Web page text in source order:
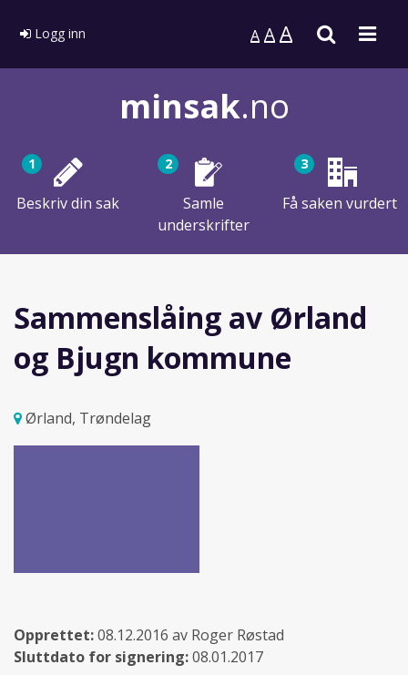
Logg inn A AA Søk
minsak.no
1
Beskriv din sak
2
Samle
underskrifter
3
Få saken vurdert
Sammenslåing av Ørland
og Bjugn kommune
Ørland, Trøndelag
Opprettet:08.12.2016 av Roger Røstad
Sluttdato for signering:08.01.2017